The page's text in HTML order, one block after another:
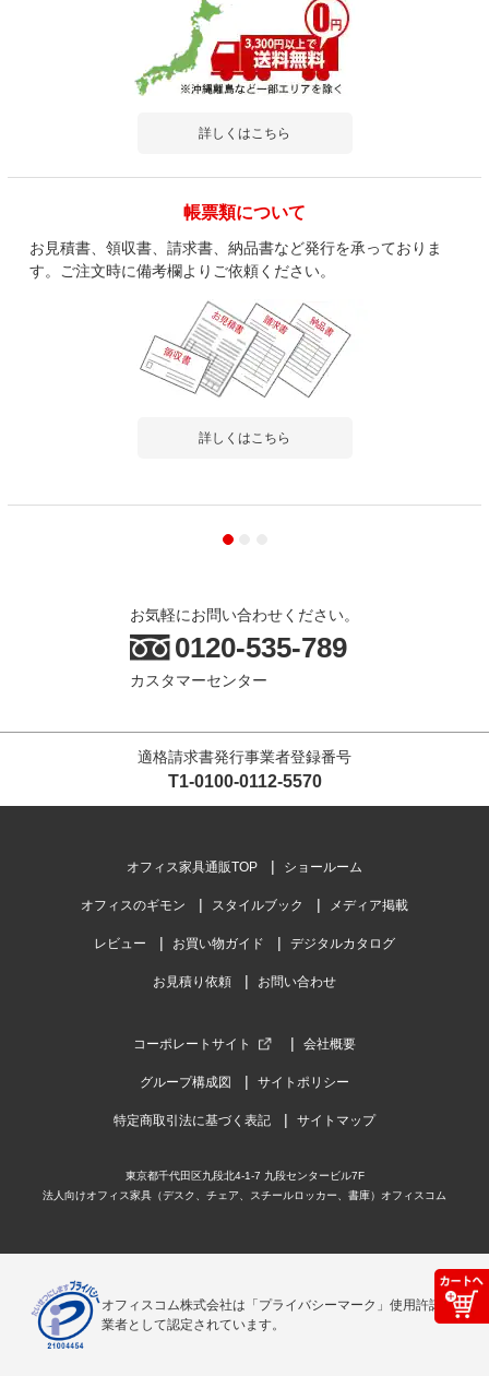
詳しくはこちら
帳票類について
お見積書、領収書、請求書、納品書など発行を承っておりま
す。ご注文時に備考欄よりご依頼ください。
詳しくはこちら
お気軽にお問い合わせください。
0120-535-789
カスタマーセンター
適格請求書発行事業者登録番号
T1-0100-0112-5570
オフィス家具通販TOP ショールーム
オフィスのギモン スタイルブック メディア掲載
レビュー お買い物ガイド デジタルカタログ
お見積り依頼 お問い合わせ
コーポレートサイト 会社概要
グループ構成図 サイトポリシー
特定商取引法に基づく表記 サイトマップ
東京都千代田区九段北4-1-7 九段センタービル7F
法人向けオフィス家具（デスク、チェア、スチールロッカー、書庫）オフィスコム
オフィスコム株式会社は「プライバシーマーク」使用許諾事
業者として認定されています。